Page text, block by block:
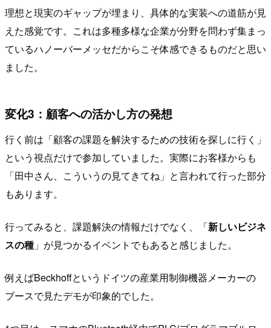
理想と現実のギャップが埋まり、具体的な実装への道筋が見
えた感覚です。これは多種多様な企業が分野を問わず集まっ
ているハノーバーメッセだからこそ体感できるものだと思い
ました。
変化3：顧客への活かし方の発想
行く前は「顧客の課題を解決するための技術を探しに行く」
という視点だけで参加していました。実際にお客様からも
「田中さん、こういうの見てきてね」と言われて行った部分
もあります。
行ってみると、課題解決の情報だけでなく、「新しいビジネ
スの種 」が見つかるイベントでもあると感じました。
例えばBeckhoffというドイツの産業用制御機器メーカーの
ブースで見たデモが印象的でした。